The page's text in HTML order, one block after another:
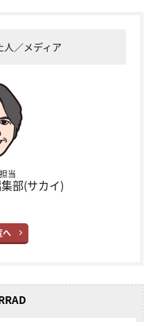
人／メディア
当
部(サカイ)
へ